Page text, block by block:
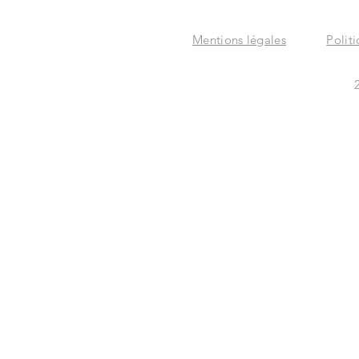
Mentions légales